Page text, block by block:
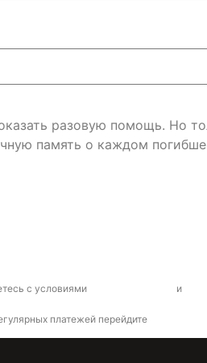
разовую помощь. Но
память о каждом
с условиями и
платежей перейдите